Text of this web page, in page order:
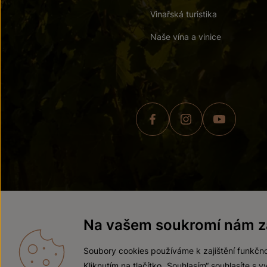
Vinařská turistika
Naše vína a vinice
Na vašem soukromí nám
Soubory cookies používáme k zajištění